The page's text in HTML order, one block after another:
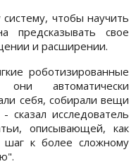
чтобы научить
предсказывать свое
и расширении.
роботизированные
автоматически
себя, собирали вещи
сказал исследователь
описывающей, как
шаг к более сложному